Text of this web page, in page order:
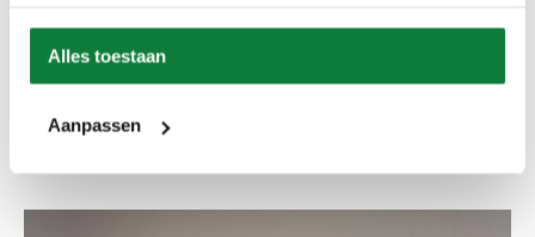
Alles toestaan
Aanpassen